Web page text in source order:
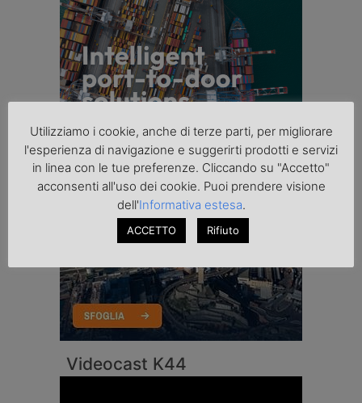
Videocast K44
Utilizziamo i cookie, anche di terze parti, per migliorare
l'esperienza di navigazione e suggerirti prodotti e servizi
in linea con le tue preferenze. Cliccando su "Accetto"
acconsenti all'uso dei cookie. Puoi prendere visione
dell'Informativa estesa.
ACCETTO Rifiuto